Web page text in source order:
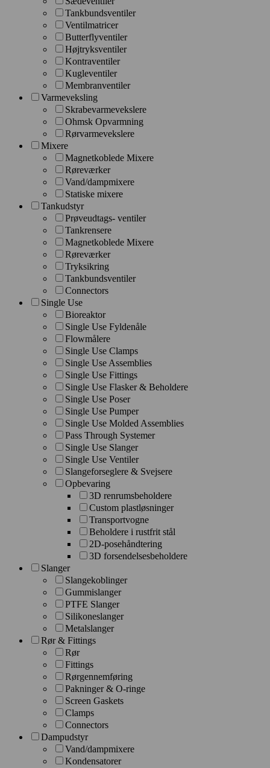
Tankbundsventiler
Ventilmatricer
Butterflyventiler
Højtryksventiler
Kontraventiler
Kugleventiler
Membranventiler
Varmeveksling
Skrabevarmevekslere
Ohmsk Opvarmning
Rørvarmevekslere
Mixere
Magnetkoblede Mixere
Røreværker
Vand/dampmixere
Statiske mixere
Tankudstyr
Prøveudtags- ventiler
Tankrensere
Magnetkoblede Mixere
Røreværker
Tryksikring
Tankbundsventiler
Connectors
Single Use
Bioreaktor
Single Use Fyldenåle
Flowmålere
Single Use Clamps
Single Use Assemblies
Single Use Fittings
Single Use Flasker & Beholdere
Single Use Poser
Single Use Pumper
Single Use Molded Assemblies
Pass Through Systemer
Single Use Slanger
Single Use Ventiler
Slangeforseglere & Svejsere
Opbevaring
3D renrumsbeholdere
Custom plastløsninger
Transportvogne
Beholdere i rustfrit stål
2D-posehåndtering
3D forsendelsesbeholdere
Slanger
Slangekoblinger
Gummislanger
PTFE Slanger
Silikoneslanger
Metalslanger
Rør & Fittings
Rør
Fittings
Rørgennemføring
Pakninger & O-ringe
Screen Gaskets
Clamps
Connectors
Dampudstyr
Vand/dampmixere
Kondensatorer